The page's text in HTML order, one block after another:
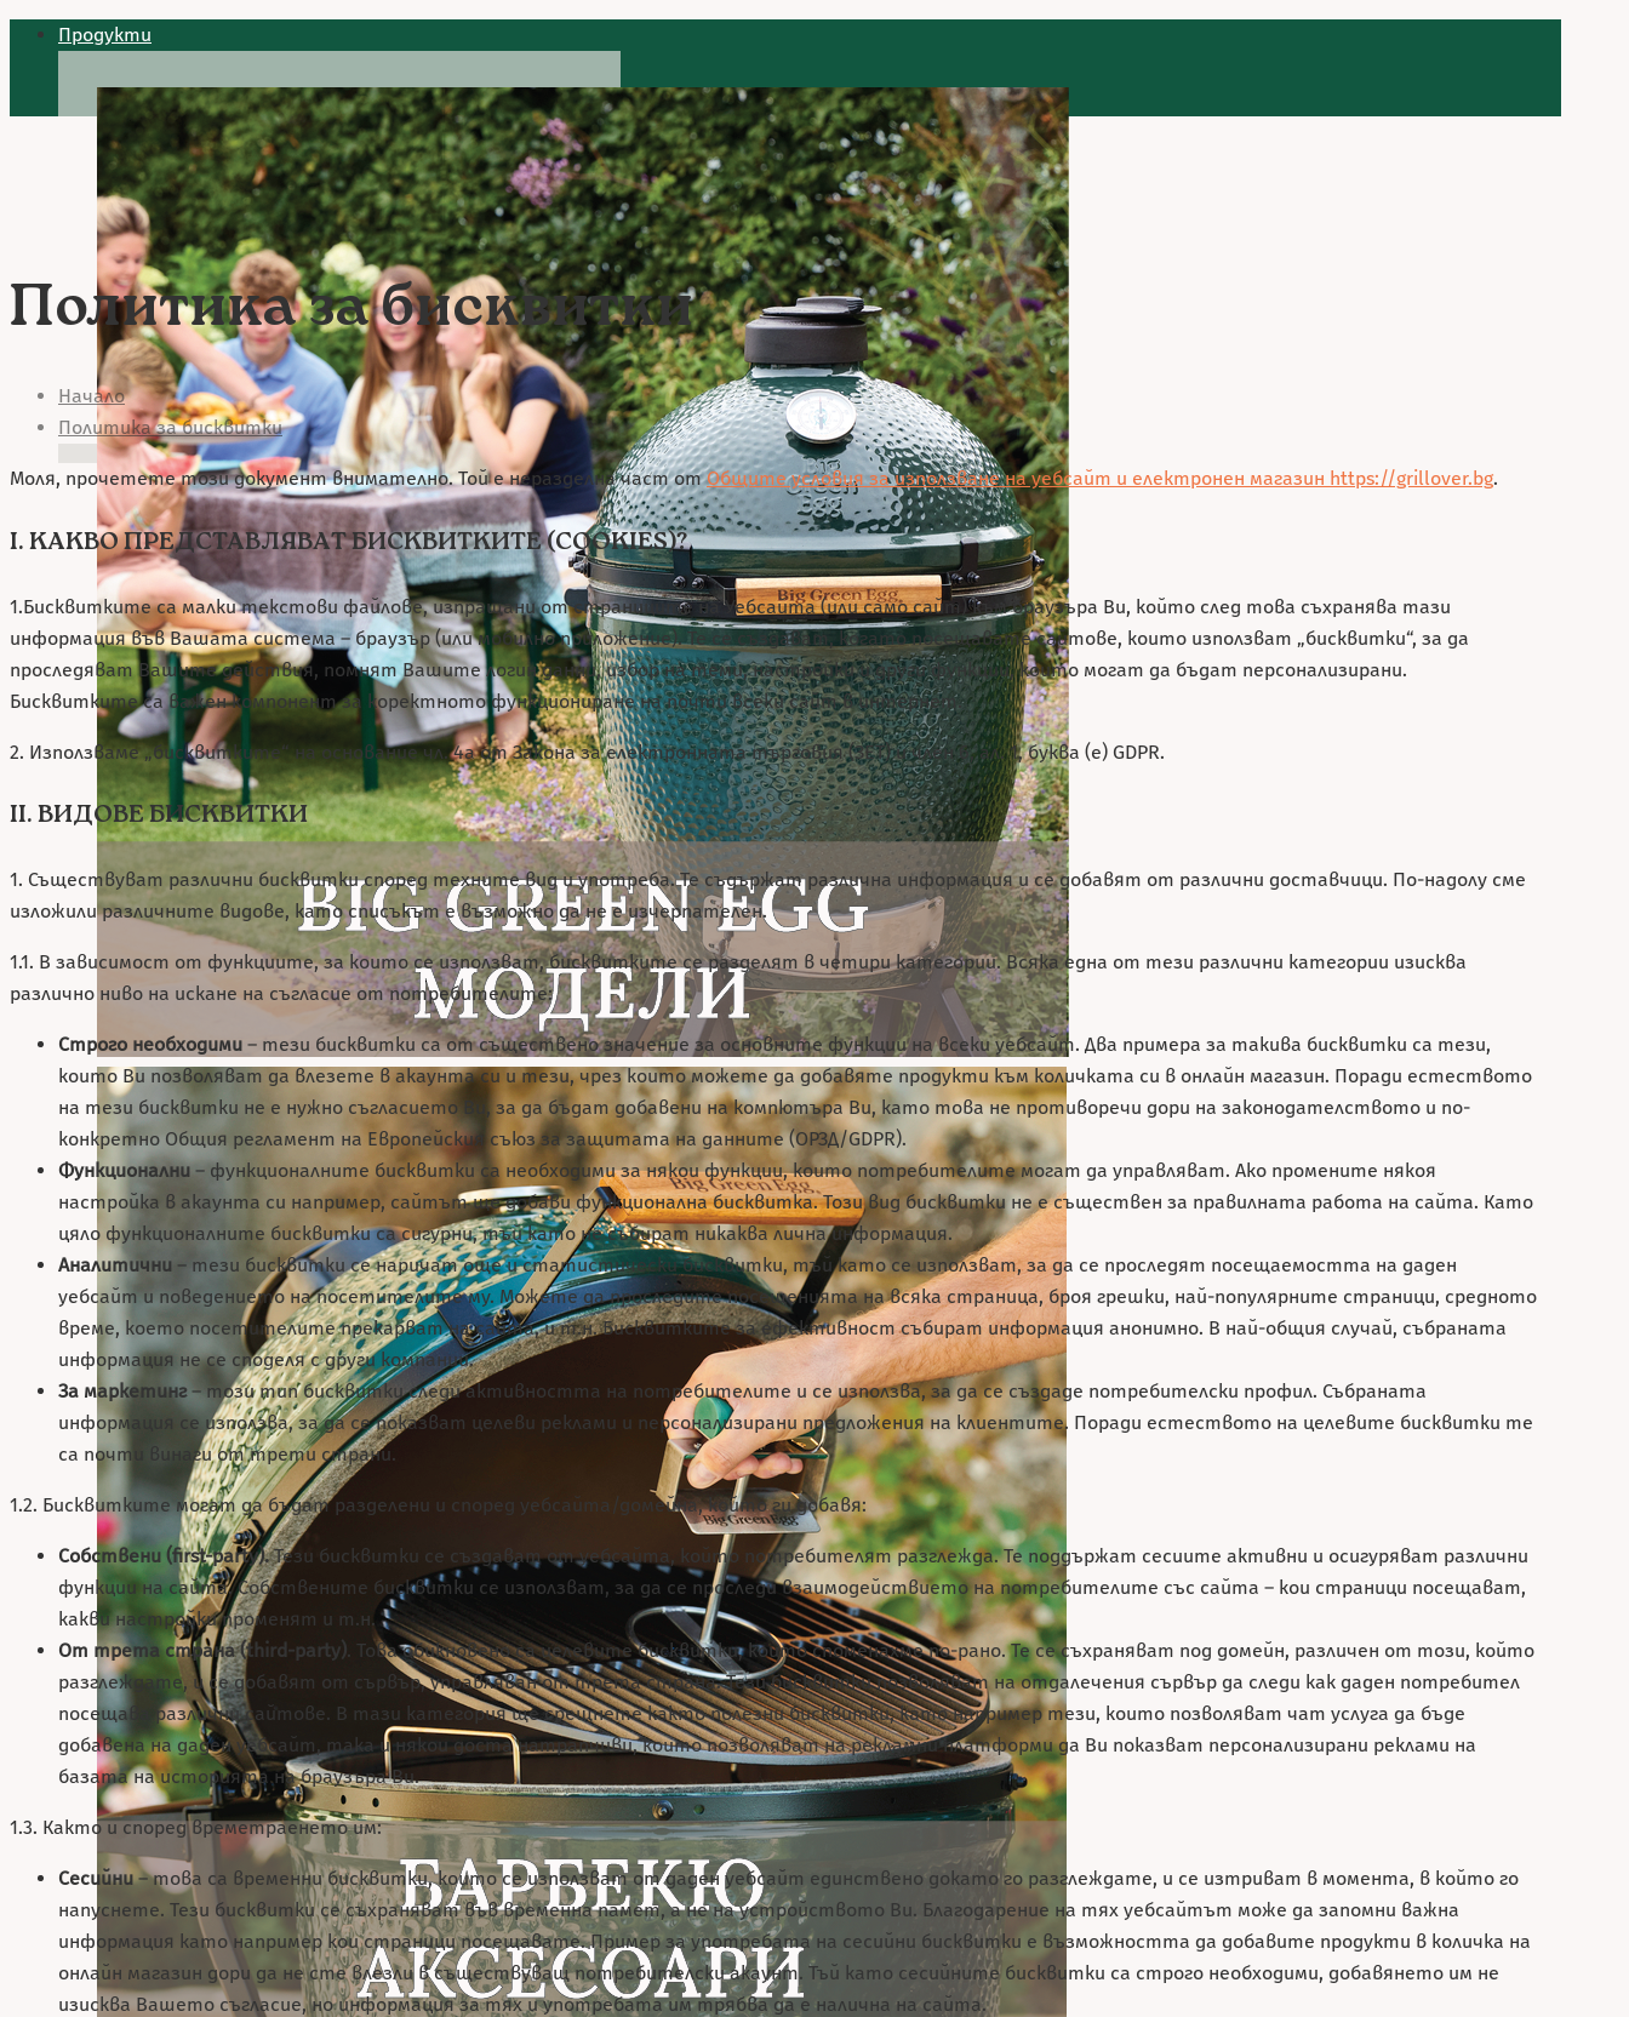
Продукти
Политика за бисквитки
Начало
Политика за бисквитки
Моля, прочетете този документ внимателно. Той е неразделна част отОбщите условия за използване на уебсайт и електронен магазин https://grillover.bg.
I. КАКВО ПРЕДСТАВЛЯВАТ БИСКВИТКИТЕ (COOKIES)?
1.Бисквитките са малки текстови файлове, изпращани от страниците на Уебсайта (или само сайт) към браузъра Ви, който след това съхранява тази
информация във Вашата системa – браузър (или мобилно приложение). Те се създават, когато посещавате сайтове, които използват „бисквитки“, за да
проследяват Вашите действия, помнят Вашите логин данни, избор на теми, настройки и други функции, които могат да бъдат персонализирани.
Бисквитките са важен компонент за коректното функциониране на почти всеки сайт в интернет.
2. Използваме „бисквитките“ на основание чл. 4а от Закона за електронната търговия (ЗЕТ) и член 6, ал. 1, буква (е) GDPR.
II. ВИДОВЕ БИСКВИТКИ
1. Съществуват различни бисквитки според техните вид и употреба. Те съдържат различна информация и се добавят от различни доставчици. По-надолу сме
изложили различните видове, като списъкът е възможно да не е изчерпателен.
1.1. В зависимост от функциите, за които се използват, бисквитките се разделят в четири категории. Всяка една от тези различни категории изисква
различно ниво на искане на съгласие от потребителите:
Строго необходими – тези бисквитки са от съществено значение за основните функции на всеки уебсайт. Два примера за такива бисквитки са тези,
които Ви позволяват да влезете в акаунта си и тези, чрез които можете да добавяте продукти към количката си в онлайн магазин. Поради естеството
на тези бисквитки не е нужно съгласието Ви, за да бъдат добавени на компютъра Ви, като това не противоречи дори на законодателството и по-
конкретно Общия регламент на Европейския съюз за защитата на данните (ОРЗД/GDPR).
Функционални– функционалните бисквитки са необходими за някои функции, които потребителите могат да управляват. Ако промените някоя
настройка в акаунта си например, сайтът ще добави функционална бисквитка. Този вид бисквитки не е съществен за правилната работа на сайта. Като
цяло функционалните бисквитки са сигурни, тъй като не събират никаква лична информация.
Аналитични – тези бисквитки се наричат още и статистически бисквитки, тъй като се използват, за да се проследят посещаемостта на даден
уебсайт и поведението на посетителите му. Можете да проследите посещенията на всяка страница, броя грешки, най-популярните страници, средното
време, което посетителите прекарват на сайта, и т.н. Бисквитките за ефективност събират информация анонимно. В най-общия случай, събраната
информация не се споделя с други компании.
За маркетинг– този тип бисквитки следи активността на потребителите и се използва, за да се създаде потребителски профил. Събраната
информация се използва, за да се показват целеви реклами и персонализирани предложения на клиентите. Поради естеството на целевите бисквитки те
са почти винаги от трети страни.
1.2. Бисквитките могат да бъдат разделени и според уебсайта/домейна, който ги добавя:
Собствени (first-party).Тези бисквитки се създават от уебсайта, който потребителят разглежда. Те поддържат сесиите активни и осигуряват различни
функции на сайта. Собствените бисквитки се използват, за да се проследи взаимодействието на потребителите със сайта – кои страници посещават,
какви настройки променят и т.н.
От трета страна (third-party). Това обикновено са целевите бисквитки, които споменахме по-рано. Те се съхраняват под домейн, различен от този, който
разглеждате, и се добавят от сървър, управляван от трета страна. Тези бисквитки позволяват на отдалечения сървър да следи как даден потребител
посещава различни сайтове. В тази категория ще срещнете както полезни бисквитки, като например тези, които позволяват чат услуга да бъде
добавена на даден уебсайт, така и някои доста натрапчиви, които позволяват на рекламни платформи да Ви показват персонализирани реклами на
базата на историята на браузъра Ви.
1.3. Както и според времетраенето им:
Сесийни– това са временни бисквитки, които се използват от даден уебсайт единствено докато го разглеждате, и се изтриват в момента, в който го
напуснете. Тези бисквитки се съхраняват във временна памет, а не на устройството Ви. Благодарение на тях уебсайтът може да запомни важна
информация като например кои страници посещавате. Пример за употребата на сесийни бисквитки е възможността да добавите продукти в количка на
онлайн магазин дори да не сте влезли в съществуващ потребителски акаунт. Тъй като сесийните бисквитки са строго необходими, добавянето им не
изисква Вашето съгласие, но информация за тях и употребата им трябва да е налична на сайта.